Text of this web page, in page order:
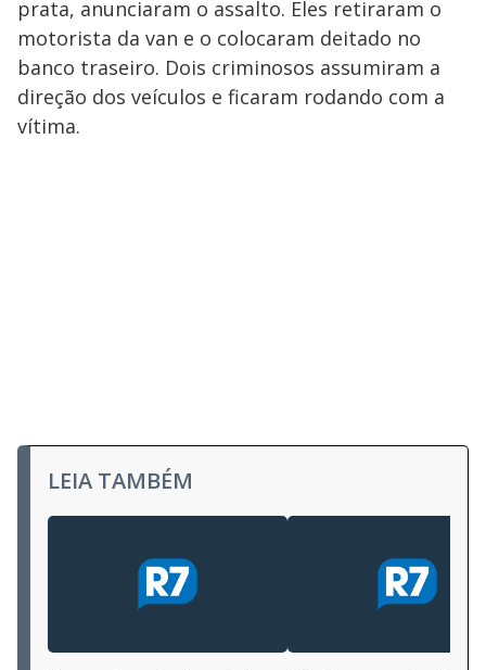
prata, anunciaram o assalto. Eles retiraram o
motorista da van e o colocaram deitado no
banco traseiro. Dois criminosos assumiram a
direção dos veículos e ficaram rodando com a
vítima.
LEIA TAMBÉM